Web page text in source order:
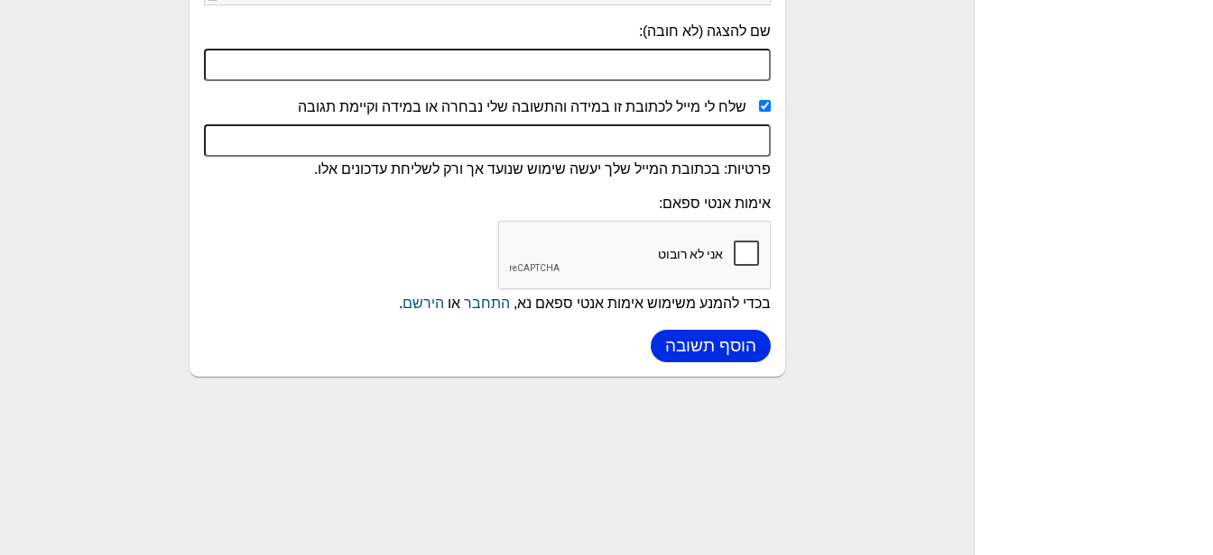
שם להצגה (לא חובה):
שלח לי מייל לכתובת זו במידה והתשובה שלי נבחרה או במידה וקיימת תגובה
פרטיות: בכתובת המייל שלך יעשה שימוש שנועד אך ורק לשליחת עדכונים אלו.
אימות אנטי ספאם:
בכדי להמנע משימוש אימות אנטי ספאם נא, התחבר או הירשם.